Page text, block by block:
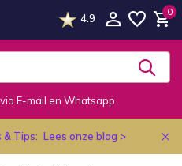
4.9
0
E-mail en Whatsapp
& Tips: Lees onze blog >